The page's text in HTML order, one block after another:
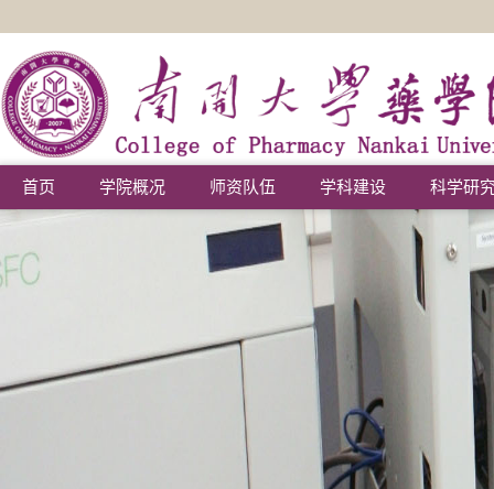
首页 学院概况 师资队伍 学科建设 科学研